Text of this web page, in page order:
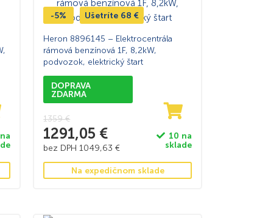
-5% Ušetríte 68€
Heron 8896145 – Elektrocentrála
rámová benzínová 1F, 8,2kW,
podvozok, elektrický štart
DOPRAVA
ZDARMA
1359€
1291,05 €
bez DPH1049,63€
10 na
sklade
Na expedičnom sklade